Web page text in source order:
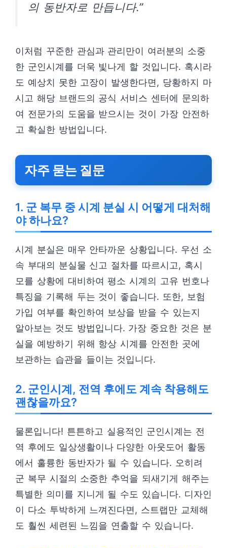
의 동반자로 만듭니다.”
이처럼 꾸준한 관심과 관리만이 여러분의 소중
한 군인시계를 더욱 빛나게 할 것입니다. 혹시라
도 예상치 못한 고장이 발생한다면, 당황하지 마
시고 해당 브랜드의 공식 서비스 센터에 문의하
여 전문가의 도움을 받으시는 것이 가장 안전하
고 확실한 방법입니다.
자주 묻는 질문
1. 군 복무 중 시계 분실 시 어떻게 대처해
야 하나요?
시계 분실은 매우 안타까운 상황입니다. 우선 소
속 부대의 분실물 신고 절차를 따르시고, 혹시
모를 상황에 대비하여 평소 시계의 고유 번호나
특징을 기록해 두는 것이 좋습니다. 또한, 보험
가입 여부를 확인하여 보상을 받을 수 있는지
알아보는 것도 방법입니다. 가장 중요한 것은 분
실을 예방하기 위해 항상 시계를 안전한 곳에
보관하는 습관을 들이는 것입니다.
2. 군인시계, 전역 후에도 계속 착용해도
괜찮을까요?
물론입니다! 튼튼하고 실용적인 군인시계는 전
역 후에도 일상생활이나 다양한 아웃도어 활동
에서 훌륭한 동반자가 될 수 있습니다. 오히려
군 복무 시절의 소중한 추억을 되새기게 해주는
특별한 의미를 지니게 될 수도 있습니다. 디자인
이 다소 투박하게 느껴진다면, 스트랩만 교체해
도 훨씬 세련된 느낌을 연출할 수 있습니다.